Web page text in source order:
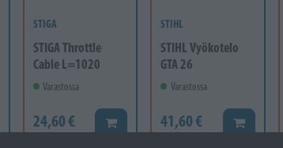
STIGA
STIGA Throttle
Cable L=1020
Varastossa
24,60 € Lisää koriin
STIHL
STIHL Vyökotelo
GTA 26
Varastossa
41,60 € Lisää koriin